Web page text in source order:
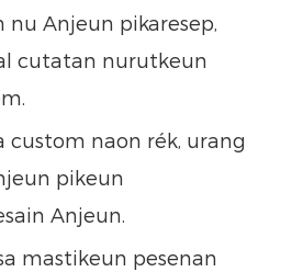
Anjeun pikaresep,
cutatan nurutkeun
custom naon rék, urang
pikeun
Anjeun.
mastikeun pesenan